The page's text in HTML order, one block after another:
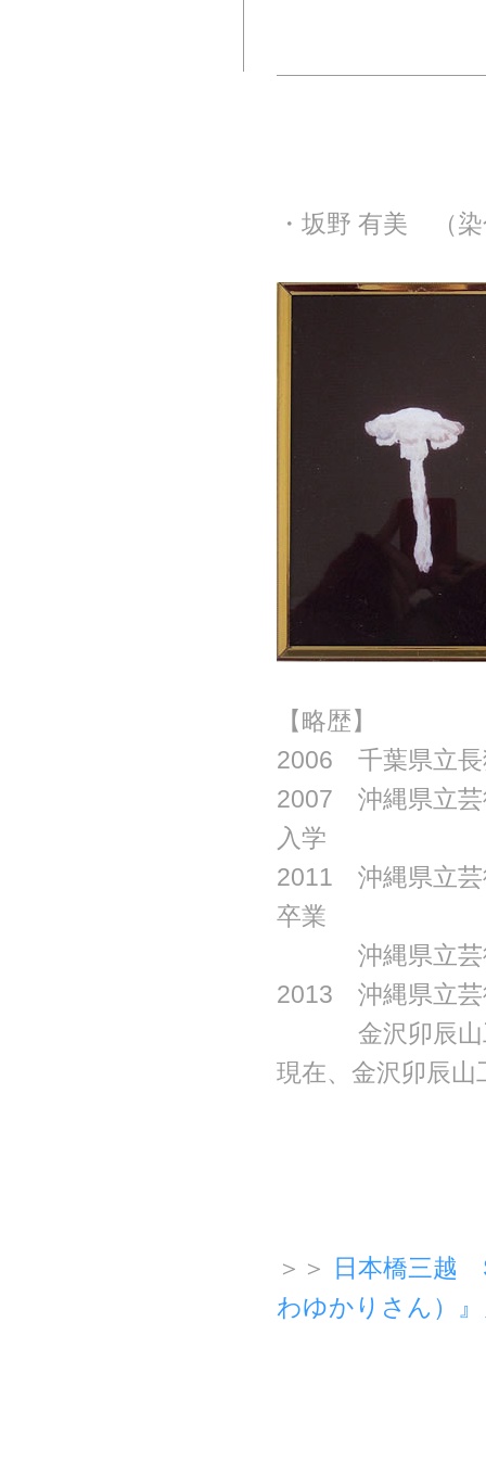
・坂野 有美 （
【略歴】
2006 千葉県立長
2007 沖縄県立芸
入学
2011 沖縄県立芸
卒業
沖縄県立芸
2013 沖縄県立芸
金沢卯辰山
現在、金沢卯辰山
＞＞ 日本橋三越
わゆかりさん）